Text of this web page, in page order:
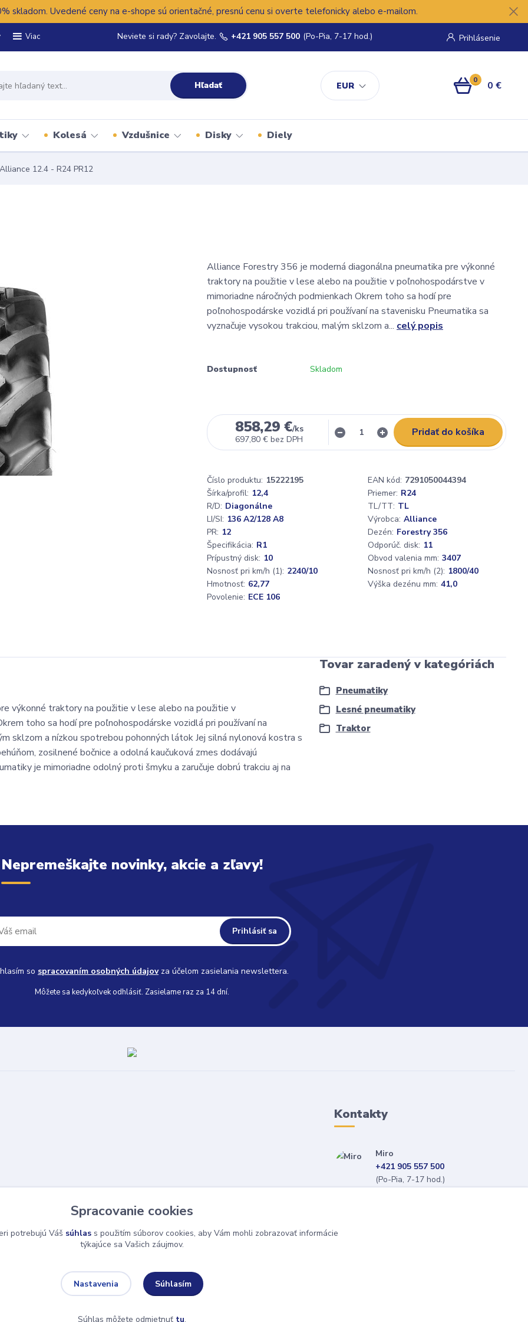
skladom. Uvedené ceny na e-shope sú orientačné, presnú cenu si overte telefonicky alebo e-mailom.
Viac
EUR
Prihlásenie
Hľadať
Neviete si rady? Zavolajte. +421 905 557 500 (Po-Pia, 7-17 hod.)
0 0 €
Kolesá Vzdušnice Disky Diely
12.4 - R24 PR12
Alliance Forestry 356 je moderná diagonálna pneumatika pre výkonné
traktory na použitie v lese alebo na použitie v poľnohospodárstve v
mimoriadne náročných podmienkach Okrem toho sa hodí pre
poľnohospodárske vozidlá pri používaní na stavenisku Pneumatika sa
vyznačuje vysokou trakciou, malým sklzom a... celý popis
Dostupnosť Skladom
858,29 €/ks
697,80 € bez DPH
Pridať do košíka
Číslo produktu: 15222195 EAN kód: 7291050044394
Šírka/profil: 12,4 Priemer: R24
R/D: Diagonálne TL/TT: TL
LI/SI: 136 A2/128 A8 Výrobca: Alliance
PR: 12 Dezén: Forestry 356
Špecifikácia: R1 Odporúč. disk: 11
Prípustný disk: 10 Obvod valenia mm: 3407
Nosnosť pri km/h (1): 2240/10 Nosnosť pri km/h (2): 1800/40
Hmotnosť: 62,77 Výška dezénu mm: 41,0
Povolenie: ECE 106
výkonné traktory na použitie v lese alebo na použitie v
toho sa hodí pre poľnohospodárske vozidlá pri používaní na
sklzom a nízkou spotrebou pohonných látok Jej silná nylonová kostra s
zosilnené bočnice a odolná kaučuková zmes dodávajú
je mimoriadne odolný proti šmyku a zaručuje dobrú trakciu aj na
Tovar zaradený v kategóriách
Pneumatiky
Lesné pneumatiky
Traktor
Nepremeškajte novinky, akcie a zľavy!
Prihlásiť sa
so spracovaním osobných údajovza účelom zasielania newslettera.
Môžete sa kedykoľvek odhlásiť. Zasielame raz za 14 dní.
Kontakty
Miro
+421 905 557 500
(Po-Pia, 7-17 hod.)
Spracovanie cookies
potrebujú Váš súhlas s použitím súborov cookies, aby Vám mohli zobrazovať informácie
týkajúce sa Vašich záujmov.
Nastavenia Súhlasím
Súhlas môžete odmietnuť tu.